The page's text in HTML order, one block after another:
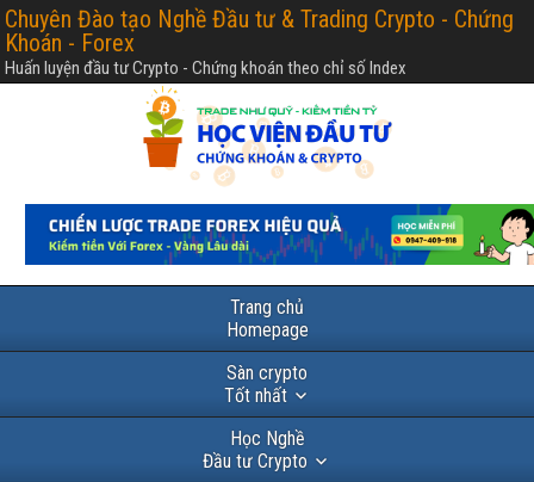
Chuyên Đào tạo Nghề Đầu tư & Trading Crypto - Chứng
Khoán - Forex
Huấn luyện đầu tư Crypto - Chứng khoán theo chỉ số Index
Trang chủ
Homepage
Sàn crypto
Tốt nhất
Học Nghề
Đầu tư Crypto